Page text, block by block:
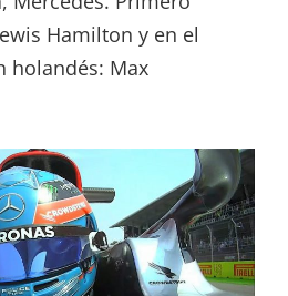
Hamilton y en el
holandés: Max